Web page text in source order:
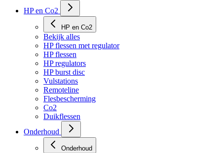
HP en Co2
HP en Co2
Bekijk alles
HP flessen met regulator
HP flessen
HP regulators
HP burst disc
Vulstations
Remoteline
Flesbescherming
Co2
Duikflessen
Onderhoud
Onderhoud